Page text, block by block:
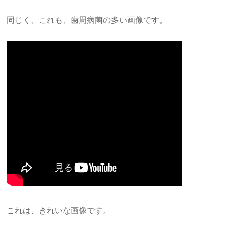
同じく、これも、歯周病菌の多い画像です。
これは、きれいな画像です。